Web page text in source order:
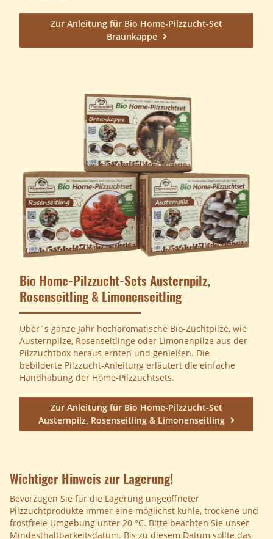
Zur Anleitung für Bio Home-Pilzzucht-Set
Braunkappe
Bio Home-Pilzzucht-Sets Austernpilz,
Rosenseitling & Limonenseitling
Über´s ganze Jahr hocharomatische Bio-Zuchtpilze, wie
Austernpilze, Rosenseitlinge oder Limonenpilze aus der
Pilzzuchtbox heraus ernten und genießen. Die
bebilderte Pilzzucht-Anleitung erläutert die einfache
Handhabung der Home-Pilzzuchtsets.
Zur Anleitung für Bio Home-Pilzzucht-Set
Austernpilz, Rosenseitling & Limonenseitling
Wichtiger Hinweis zur Lagerung!
Bevorzugen Sie für die Lagerung ungeöffneter
Pilzzuchtprodukte immer eine möglichst kühle, trockene und
frostfreie Umgebung unter 20 °C. Bitte beachten Sie unser
Mindesthaltbarkeitsdatum. Bis zu diesem Datum sollte das